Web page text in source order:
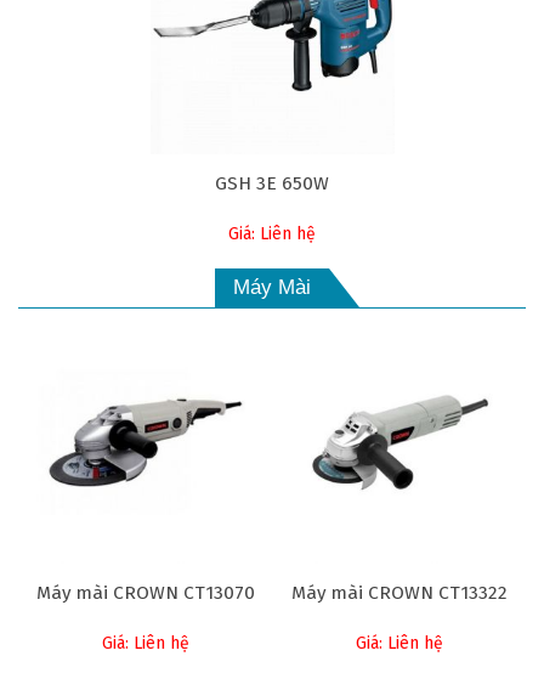
GSH 3E 650W
Giá: Liên hệ
Máy Mài
Máy mài CROWN CT13070
Giá: Liên hệ
Máy mài CROWN CT13322
Giá: Liên hệ